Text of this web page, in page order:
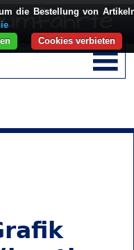
die Bestellung von
Cookies verbieten